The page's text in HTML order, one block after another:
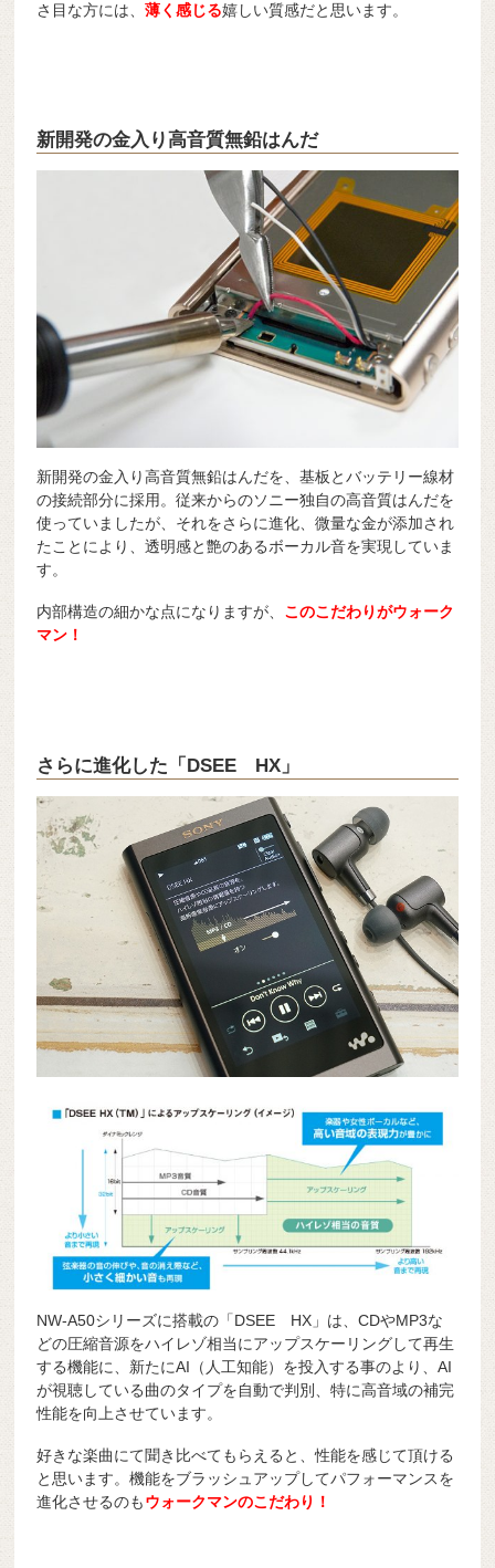
さ目な方には、薄く感じる嬉しい質感だと思います。
新開発の金入り高音質無鉛はんだ
新開発の金入り高音質無鉛はんだを、基板とバッテリー線材
の接続部分に採用。従来からのソニー独自の高音質はんだを
使っていましたが、それをさらに進化、微量な金が添加され
たことにより、透明感と艶のあるボーカル音を実現していま
す。
内部構造の細かな点になりますが、 このこだわりがウォーク
マン！
さらに進化した「DSEE HX」
NW-A50シリーズに搭載の「DSEE HX」は、CDやMP3な
どの圧縮音源をハイレゾ相当にアップスケーリングして再生
する機能に、新たにAI（人工知能）を投入する事のより、AI
が視聴している曲のタイプを自動で判別、特に高音域の補完
性能を向上させています。
好きな楽曲にて聞き比べてもらえると、性能を感じて頂ける
と思います。機能をブラッシュアップしてパフォーマンスを
進化させるのもウォークマンのこだわり！